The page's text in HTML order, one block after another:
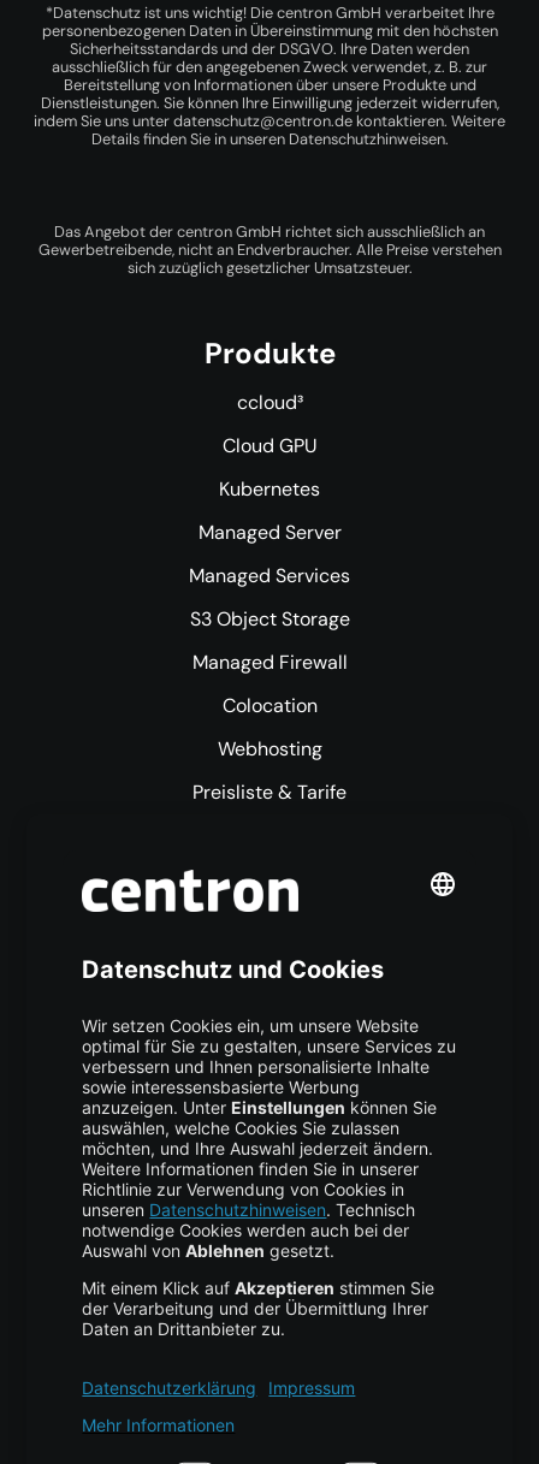
*Datenschutz ist uns wichtig! Die centron GmbH verarbeitet Ihre
personenbezogenen Daten in Übereinstimmung mit den höchsten
Sicherheitsstandards und der DSGVO. Ihre Daten werden
ausschließlich für den angegebenen Zweck verwendet, z. B. zur
Bereitstellung von Informationen über unsere Produkte und
Dienstleistungen. Sie können Ihre Einwilligung jederzeit widerrufen,
indem Sie uns unterdatenschutz@centron.de kontaktieren. Weitere
Details finden Sie in unseren Datenschutzhinweisen.
Das Angebot der centron GmbH richtet sich ausschließlich an
Gewerbetreibende, nicht an Endverbraucher. Alle Preise verstehen
sich zuzüglich gesetzlicher Umsatzsteuer.
Produkte
ccloud³
Cloud GPU
Kubernetes
Managed Server
Managed Services
S3 Object Storage
Managed Firewall
Colocation
Webhosting
Preisliste & Tarife
Mehr centron
High Availability
Trust Center
Data Recovery
Backup Service
Business Hosting
Cloud Storage
Cloud Anbieter
Leitfaden & Übersicht